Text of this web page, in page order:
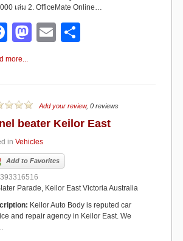
เล่ม 2. OfficeMate Online…
F
a
e
b
o
o
k
M
o
d
o
n
E
e
more...
Add your review, 0 reviews
beater Keilor East
in Vehicles
Add to Favorites
Parade, Keilor East Victoria Australia
Keilor Auto Body is reputed car
and repair agency in Keilor East. We